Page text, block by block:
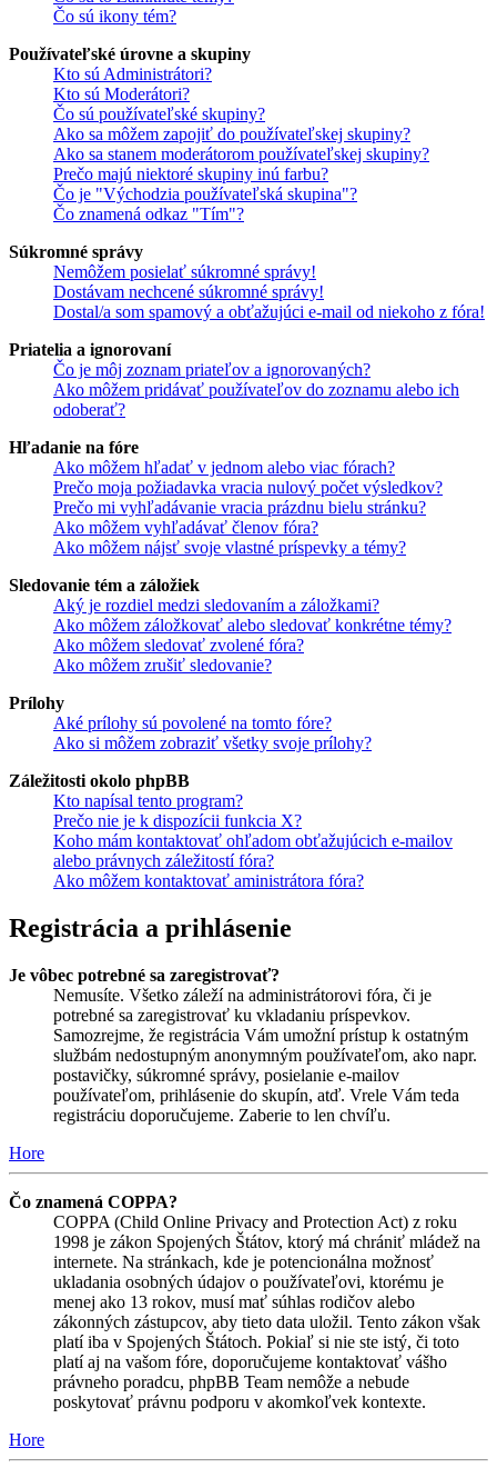
Čo sú ikony tém?
Používateľské úrovne a skupiny
Kto sú Administrátori?
Kto sú Moderátori?
Čo sú používateľské skupiny?
Ako sa môžem zapojiť do používateľskej skupiny?
Ako sa stanem moderátorom používateľskej skupiny?
Prečo majú niektoré skupiny inú farbu?
Čo je "Východzia používateľská skupina"?
Čo znamená odkaz "Tím"?
Súkromné správy
Nemôžem posielať súkromné správy!
Dostávam nechcené súkromné správy!
Dostal/a som spamový a obťažujúci e-mail od niekoho z fóra!
Priatelia a ignorovaní
Čo je môj zoznam priateľov a ignorovaných?
Ako môžem pridávať používateľov do zoznamu alebo ich
odoberať?
Hľadanie na fóre
Ako môžem hľadať v jednom alebo viac fórach?
Prečo moja požiadavka vracia nulový počet výsledkov?
Prečo mi vyhľadávanie vracia prázdnu bielu stránku?
Ako môžem vyhľadávať členov fóra?
Ako môžem nájsť svoje vlastné príspevky a témy?
Sledovanie tém a záložiek
Aký je rozdiel medzi sledovaním a záložkami?
Ako môžem záložkovať alebo sledovať konkrétne témy?
Ako môžem sledovať zvolené fóra?
Ako môžem zrušiť sledovanie?
Prílohy
Aké prílohy sú povolené na tomto fóre?
Ako si môžem zobraziť všetky svoje prílohy?
Záležitosti okolo phpBB
Kto napísal tento program?
Prečo nie je k dispozícii funkcia X?
Koho mám kontaktovať ohľadom obťažujúcich e-mailov
alebo právnych záležitostí fóra?
Ako môžem kontaktovať aministrátora fóra?
Registrácia a prihlásenie
Je vôbec potrebné sa zaregistrovať?
Nemusíte. Všetko záleží na administrátorovi fóra, či je
potrebné sa zaregistrovať ku vkladaniu príspevkov.
Samozrejme, že registrácia Vám umožní prístup k ostatným
službám nedostupným anonymným používateľom, ako napr.
postavičky, súkromné správy, posielanie e-mailov
používateľom, prihlásenie do skupín, atď. Vrele Vám teda
registráciu doporučujeme. Zaberie to len chvíľu.
Hore
Čo znamená COPPA?
COPPA (Child Online Privacy and Protection Act) z roku
1998 je zákon Spojených Štátov, ktorý má chrániť mládež na
internete. Na stránkach, kde je potencionálna možnosť
ukladania osobných údajov o používateľovi, ktorému je
menej ako 13 rokov, musí mať súhlas rodičov alebo
zákonných zástupcov, aby tieto data uložil. Tento zákon však
platí iba v Spojených Štátoch. Pokiaľ si nie ste istý, či toto
platí aj na vašom fóre, doporučujeme kontaktovať vášho
právneho poradcu, phpBB Team nemôže a nebude
poskytovať právnu podporu v akomkoľvek kontexte.
Hore